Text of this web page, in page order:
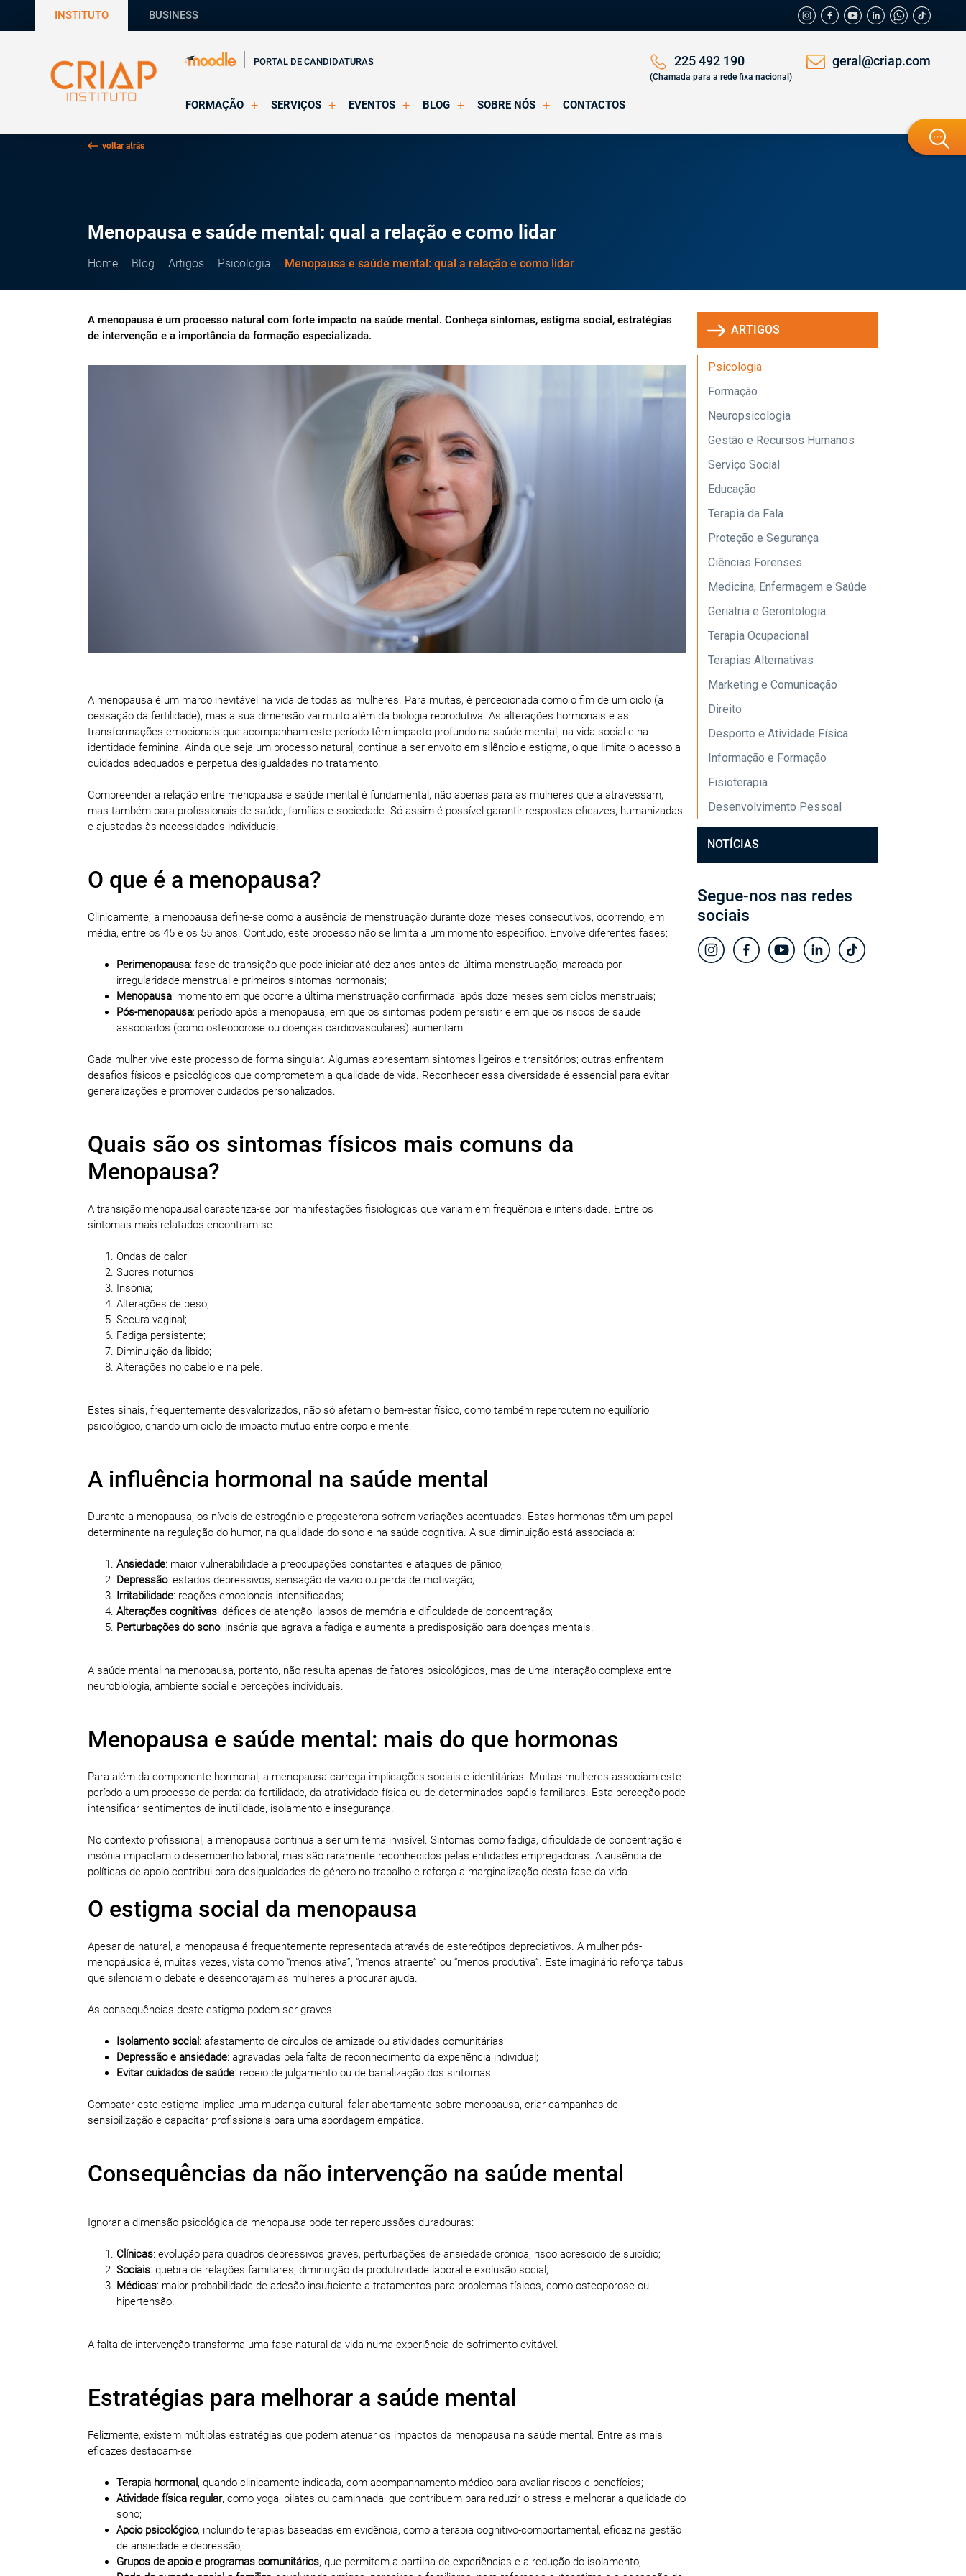
INSTITUTO BUSINESS
PORTAL DE CANDIDATURAS 225 492 190
(Chamada para a rede fixa nacional)
geral@criap.com
FORMAÇÃO SERVIÇOS EVENTOS BLOG SOBRE NÓS CONTACTOS
voltar atrás
Menopausa e saúde mental: qual a relação e como lidar
Home Blog Artigos Psicologia Menopausa e saúde mental: qual a relação e como lidar
A menopausa é um processo natural com forte impacto na saúde mental. Conheça sintomas, estigma social, estratégias
de intervenção e a importância da formação especializada.
A menopausa é um marco inevitável na vida de todas as mulheres. Para muitas, é percecionada como o fim de um ciclo (a
cessação da fertilidade), mas a sua dimensão vai muito além da biologia reprodutiva. As alterações hormonais e as
transformações emocionais que acompanham este período têm impacto profundo na saúde mental, na vida social e na
identidade feminina. Ainda que seja um processo natural, continua a ser envolto em silêncio e estigma, o que limita o acesso a
cuidados adequados e perpetua desigualdades no tratamento.
Compreender a relação entre menopausa e saúde mental é fundamental, não apenas para as mulheres que a atravessam,
mas também para profissionais de saúde, famílias e sociedade. Só assim é possível garantir respostas eficazes, humanizadas
e ajustadas às necessidades individuais.
O que é a menopausa?
Clinicamente, a menopausa define-se como a ausência de menstruação durante doze meses consecutivos, ocorrendo, em
média, entre os 45 e os 55 anos. Contudo, este processo não se limita a um momento específico. Envolve diferentes fases:
Perimenopausa: fase de transição que pode iniciar até dez anos antes da última menstruação, marcada por
irregularidade menstrual e primeiros sintomas hormonais;
Menopausa: momento em que ocorre a última menstruação confirmada, após doze meses sem ciclos menstruais;
Pós-menopausa: período após a menopausa, em que os sintomas podem persistir e em que os riscos de saúde
associados (como osteoporose ou doenças cardiovasculares) aumentam.
Cada mulher vive este processo de forma singular. Algumas apresentam sintomas ligeiros e transitórios; outras enfrentam
desafios físicos e psicológicos que comprometem a qualidade de vida. Reconhecer essa diversidade é essencial para evitar
generalizações e promover cuidados personalizados.
Quais são os sintomas físicos mais comuns da
Menopausa?
A transição menopausal caracteriza-se por manifestações fisiológicas que variam em frequência e intensidade. Entre os
sintomas mais relatados encontram-se:
Ondas de calor;
Suores noturnos;
Insónia;
Alterações de peso;
Secura vaginal;
Fadiga persistente;
Diminuição da libido;
Alterações no cabelo e na pele.
Estes sinais, frequentemente desvalorizados, não só afetam o bem-estar físico, como também repercutem no equilíbrio
psicológico, criando um ciclo de impacto mútuo entre corpo e mente.
A influência hormonal na saúde mental
Durante a menopausa, os níveis de estrogénio e progesterona sofrem variações acentuadas. Estas hormonas têm um papel
determinante na regulação do humor, na qualidade do sono e na saúde cognitiva. A sua diminuição está associada a:
Ansiedade: maior vulnerabilidade a preocupações constantes e ataques de pânico;
Depressão: estados depressivos, sensação de vazio ou perda de motivação;
Irritabilidade: reações emocionais intensificadas;
Alterações cognitivas: défices de atenção, lapsos de memória e dificuldade de concentração;
Perturbações do sono: insónia que agrava a fadiga e aumenta a predisposição para doenças mentais.
A saúde mental na menopausa, portanto, não resulta apenas de fatores psicológicos, mas de uma interação complexa entre
neurobiologia, ambiente social e perceções individuais.
Menopausa e saúde mental: mais do que hormonas
Para além da componente hormonal, a menopausa carrega implicações sociais e identitárias. Muitas mulheres associam este
período a um processo de perda: da fertilidade, da atratividade física ou de determinados papéis familiares. Esta perceção pode
intensificar sentimentos de inutilidade, isolamento e insegurança.
No contexto profissional, a menopausa continua a ser um tema invisível. Sintomas como fadiga, dificuldade de concentração e
insónia impactam o desempenho laboral, mas são raramente reconhecidos pelas entidades empregadoras. A ausência de
políticas de apoio contribui para desigualdades de género no trabalho e reforça a marginalização desta fase da vida.
O estigma social da menopausa
Apesar de natural, a menopausa é frequentemente representada através de estereótipos depreciativos. A mulher pós-
menopáusica é, muitas vezes, vista como “menos ativa”, “menos atraente” ou “menos produtiva”. Este imaginário reforça tabus
que silenciam o debate e desencorajam as mulheres a procurar ajuda.
As consequências deste estigma podem ser graves:
Isolamento social : afastamento de círculos de amizade ou atividades comunitárias;
Depressão e ansiedade: agravadas pela falta de reconhecimento da experiência individual;
Evitarcuidados de saúde: receio de julgamento ou de banalização dos sintomas.
Combater este estigma implica uma mudança cultural: falar abertamente sobre menopausa, criar campanhas de
sensibilização e capacitar profissionais para uma abordagem empática.
Consequências da não intervenção na saúde mental
Ignorar a dimensão psicológica da menopausa pode ter repercussões duradouras:
Clínicas: evolução para quadros depressivos graves, perturbações de ansiedade crónica, risco acrescido de suicídio;
Sociais: quebra de relações familiares, diminuição da produtividade laboral e exclusão social;
Médicas: maior probabilidade de adesão insuficiente a tratamentos para problemas físicos, como osteoporose ou
hipertensão.
A falta de intervenção transforma uma fase natural da vida numa experiência de sofrimento evitável.
Estratégias para melhorar a saúde mental
Felizmente, existem múltiplas estratégias que podem atenuar os impactos da menopausa na saúde mental. Entre as mais
eficazes destacam-se:
Terapia hormonal , quando clinicamente indicada, com acompanhamento médico para avaliar riscos e benefícios;
Atividade física regular, como yoga, pilates ou caminhada, que contribuem para reduzir o stress e melhorar a qualidade do
sono;
Apoio psicológico, incluindo terapias baseadas em evidência, como a terapia cognitivo-comportamental, eficaz na gestão
de ansiedade e depressão;
Grupos de apoio e programas comunitários, que permitem a partilha de experiências e a redução do isolamento;
ARTIGOS
Psicologia
Formação
Neuropsicologia
Gestão e Recursos Humanos
Serviço Social
Educação
Terapia da Fala
Proteção e Segurança
Ciências Forenses
Medicina, Enfermagem e Saúde
Geriatria e Gerontologia
Terapia Ocupacional
Terapias Alternativas
Marketing e Comunicação
Direito
Desporto e Atividade Física
Informação e Formação
Fisioterapia
Desenvolvimento Pessoal
NOTÍCIAS
Segue-nos nas redes
sociais